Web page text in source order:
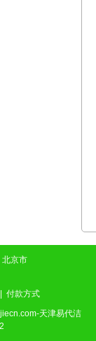
北京市
付款方式
天津易代洁